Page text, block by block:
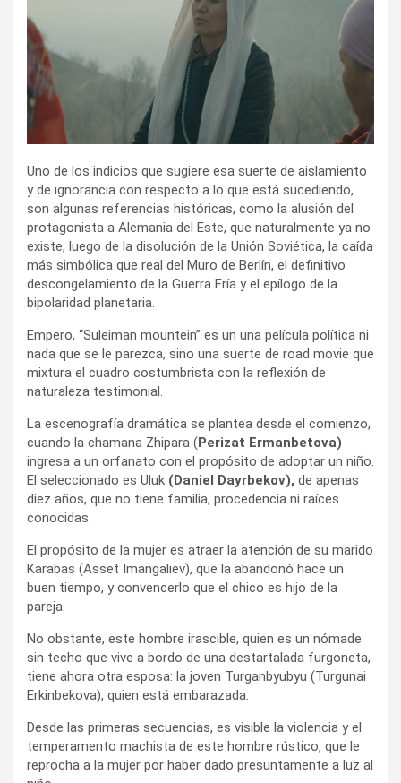
Uno de los indicios que sugiere esa suerte de aislamiento
y de ignorancia con respecto a lo que está sucediendo,
son algunas referencias históricas, como la alusión del
protagonista a Alemania del Este, que naturalmente ya no
existe, luego de la disolución de la Unión Soviética, la caída
más simbólica que real del Muro de Berlín, el definitivo
descongelamiento de la Guerra Fría y el epílogo de la
bipolaridad planetaria.
Empero, “Suleiman mountein” es un una película política ni
nada que se le parezca, sino una suerte de road movie que
mixtura el cuadro costumbrista con la reflexión de
naturaleza testimonial.
La escenografía dramática se plantea desde el comienzo,
cuando la chamana Zhipara (Perizat Ermanbetova)
ingresa a un orfanato con el propósito de adoptar un niño.
El seleccionado es Uluk (Daniel Dayrbekov), de apenas
diez años, que no tiene familia, procedencia ni raíces
conocidas.
El propósito de la mujer es atraer la atención de su marido
Karabas (Asset Imangaliev), que la abandonó hace un
buen tiempo, y convencerlo que el chico es hijo de la
pareja.
No obstante, este hombre irascible, quien es un nómade
sin techo que vive a bordo de una destartalada furgoneta,
tiene ahora otra esposa: la joven Turganbyubyu (Turgunai
Erkinbekova), quien está embarazada.
Desde las primeras secuencias, es visible la violencia y el
temperamento machista de este hombre rústico, que le
reprocha a la mujer por haber dado presuntamente a luz al